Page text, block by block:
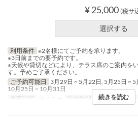
¥ 25,000 (税サ
選択する
利用条件 ※2名様にてご予約を承ります。
※3日前までの要予約です。
※天候や貸切などにより、テラス席のご案内を
す。予めご了承ください。
ご予約可能日
3月29日 ~ 5月22日, 5月25日 ~
10月25日 ~ 10月31日
食事時間
ディナー 注文数制限 2 ~ 2 席のカ
続きを読む